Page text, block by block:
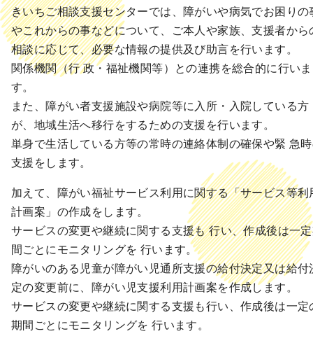
きいちご相談支援センターでは、障がいや病気でお困りの
やこれからの事などについて、ご本人や家族、支援者から
相談に応じて、必要な情報の提供及び助言を行います。
関係機関（行 政・福祉機関等）との連携を総合的に行いま
す。
また、障がい者支援施設や病院等に入所・入院している方
が、地域生活へ移行をするための支援を行います。
単身で生活している方等の常時の連絡体制の確保や緊 急
支援をします。
加えて、障がい福祉サービス利用に関する「サービス等利
計画案」の作成をします。
サービスの変更や継続に関する支援も 行い、作成後は一
間ごとにモニタリングを 行います。
障がいのある児童が障がい児通所支援の給付決定又は給付
定の変更前に、障がい児支援利用計画案を作成します。
サービスの変更や継続に関する支援も行い、作成後は一定
期間ごとにモニタリングを 行います。